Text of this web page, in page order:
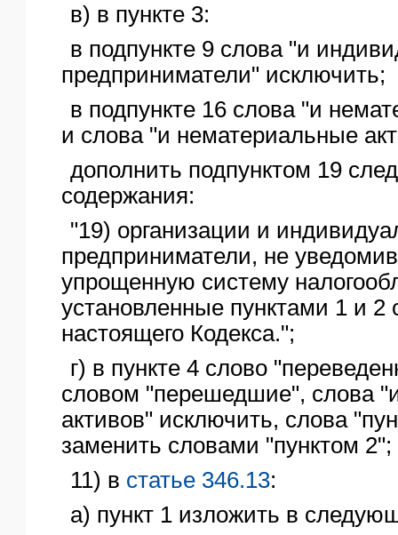
в) в пункте 3:
в подпункте 9 слова "и
предприниматели" исключить;
в подпункте 16 слова "и
и слова "и нематериальные
дополнить подпунктом 19
содержания:
"19) организации и
предприниматели, не
упрощенную систему
установленные пунктами 1 и 2
настоящего Кодекса.";
г) в пункте 4 слово
словом "перешедшие", слова
активов" исключить, слова
заменить словами "пунктом 2";
11) в статье 346.13:
а) пункт 1 изложить в